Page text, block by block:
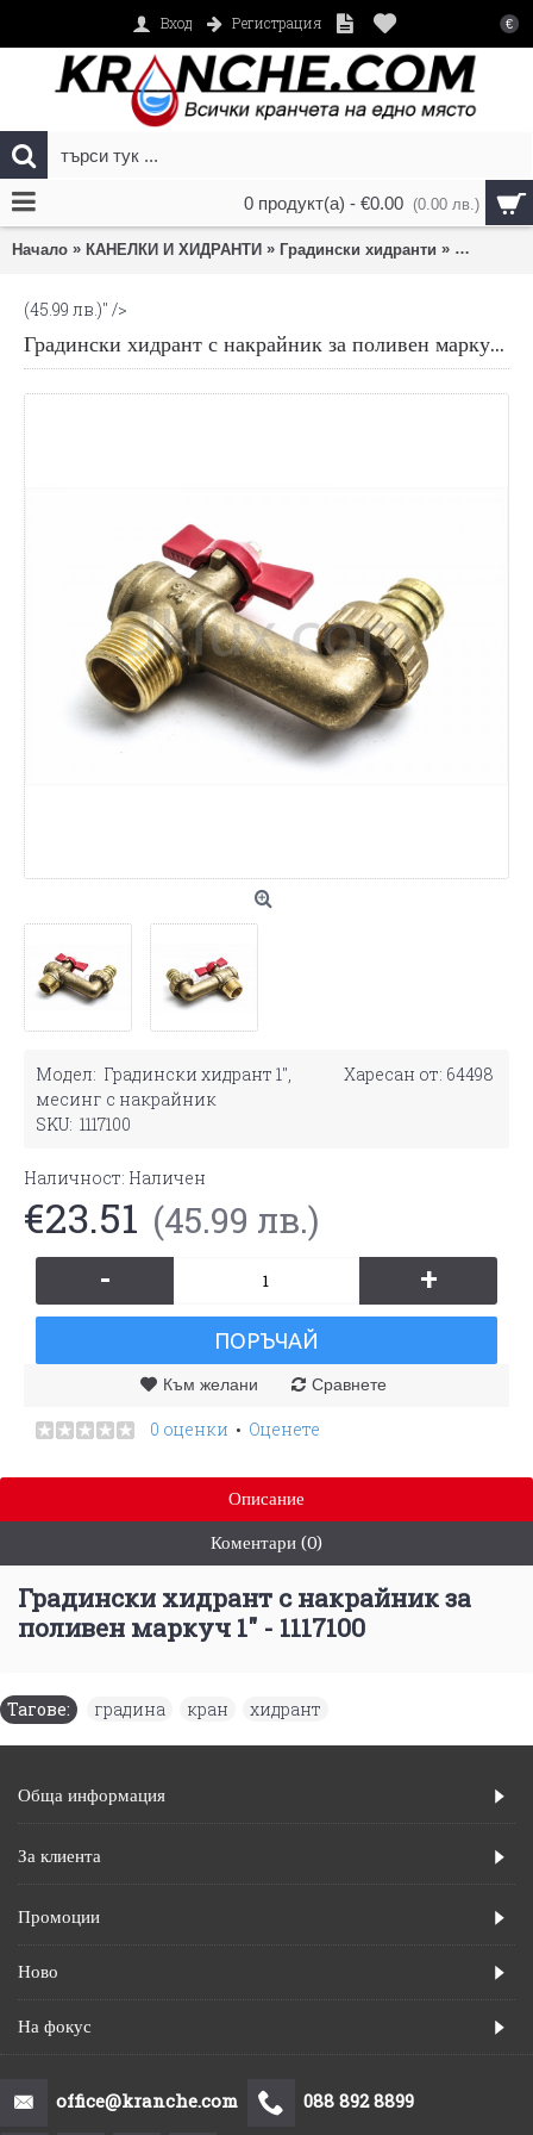
€
Вход Регистрация
0 продукт(а) - €0.00 (0.00 лв.)
Начало » КАНЕЛКИ И ХИДРАНТИ » Градински хидранти »
(45.99 лв.)" />
Градински хидрант с накрайник за поливен маркуч 1"
Харесан от: 64498
Модел: Градински хидрант 1",
месинг с накрайник
SKU: 1117100
Наличност: Наличен
€23.51 (45.99 лв.)
- +
ПОРЪЧАЙ
Към желани Сравнете
0 оценки • Оценете
Описание
Коментари (0)
Градински хидрант с накрайник за
поливен маркуч 1" - 1117100
Тагове: градина кран хидрант
Обща информация
За клиента
Промоции
Ново
На фокус
office@kranche.com 088 892 8899